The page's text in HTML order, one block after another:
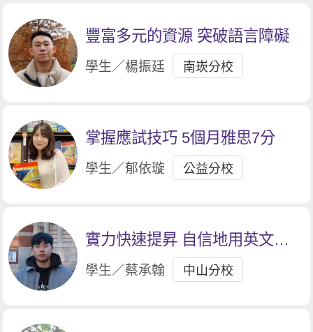
豐富多元的資源 突破語言障礙
學生／楊振廷 南崁分校
掌握應試技巧 5個月雅思7分
學生／郁依璇 公益分校
實力快速提昇 自信地用英文對
話
學生／蔡承翰 中山分校